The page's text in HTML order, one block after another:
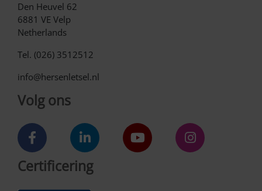
Den Heuvel 62
6881 VE Velp
Netherlands
Tel. (026) 3512512
info@hersenletsel.nl
Volg ons
Certificering